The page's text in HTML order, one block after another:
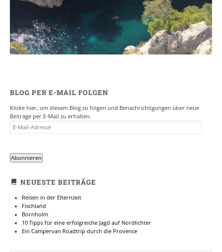
BLOG PER E-MAIL FOLGEN
Klicke hier, um diesem Blog zu folgen und Benachrichtigungen über neue
Beiträge per E-Mail zu erhalten.
E-
MAIL-
Abonnieren
NEUESTE BEITRÄGE
Reisen in der Elternzeit
Fischland
Bornholm
10 Tipps für eine erfolgreiche Jagd auf Nordlichter
Ein Campervan Roadtrip durch die Provence